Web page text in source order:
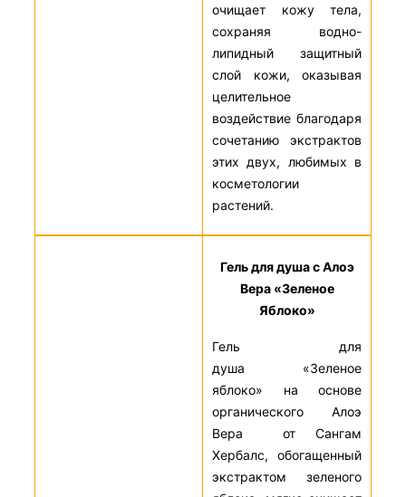
очищает кожу тела,
сохраняя водно-
липидный защитный
слой кожи, оказывая
целительное
воздействие благодаря
сочетанию экстрактов
этих двух, любимых в
косметологии
растений.
Гель для душа с Алоэ
Вера «Зеленое
Яблоко»
Гель для
душа «Зеленое
яблоко» на основе
органического Алоэ
Вера от Сангам
Хербалс, обогащенный
экстрактом зеленого